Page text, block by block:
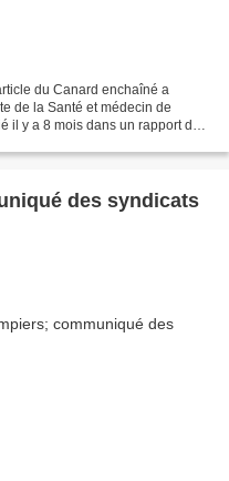
du Canard enchaîné a
de la Santé et médecin de
il y a 8 mois dans un rapport de
des syndicats